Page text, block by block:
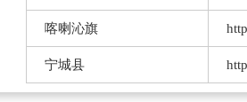
喀喇沁旗
宁城县